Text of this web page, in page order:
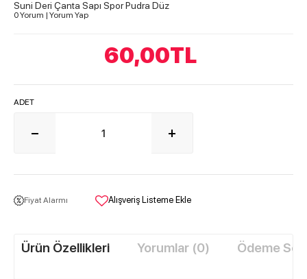
Suni Deri Çanta Sapı Spor Pudra Düz
0 Yorum | Yorum Yap
60,00TL
ADET
Fiyat Alarmı Alışveriş Listeme Ekle
Ürün Özellikleri Yorumlar (0) Ödeme